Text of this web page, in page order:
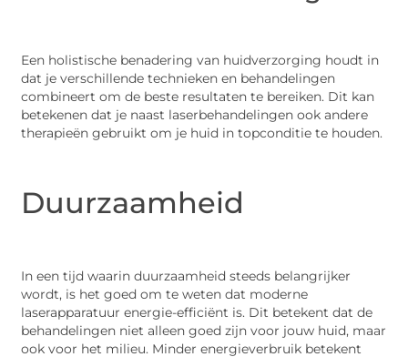
Een holistische benadering van huidverzorging houdt in
dat je verschillende technieken en behandelingen
combineert om de beste resultaten te bereiken. Dit kan
betekenen dat je naast laserbehandelingen ook andere
therapieën gebruikt om je huid in topconditie te houden.
Duurzaamheid
In een tijd waarin duurzaamheid steeds belangrijker
wordt, is het goed om te weten dat moderne
laserapparatuur energie-efficiënt is. Dit betekent dat de
behandelingen niet alleen goed zijn voor jouw huid, maar
ook voor het milieu. Minder energieverbruik betekent